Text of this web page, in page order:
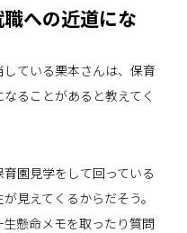
への近道にな
ている栗本さんは、保育
ることがあると教えてく
園見学をして回っている
見えてくるからだそう。
懸命メモを取ったり質問